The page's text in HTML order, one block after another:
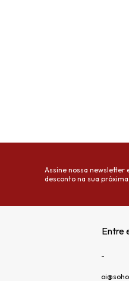
Assine nossa newsletter
desconto na sua
Entre
-